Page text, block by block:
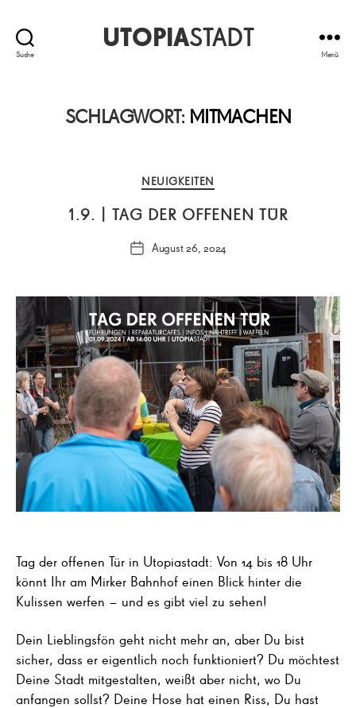
Suche
UTOPIASTADT
Menü
SCHLAGWORT: MITMACHEN
Kategorien
NEUIGKEITEN
1.9. | TAG DER OFFENEN TÜR
Veröffentlichungsdatum
August 26, 2024
Tag der offenen Tür in Utopiastadt: Von 14 bis 18 Uhr
könnt Ihr am Mirker Bahnhof einen Blick hinter die
Kulissen werfen – und es gibt viel zu sehen!
Dein Lieblingsfön geht nicht mehr an, aber Du bist
sicher, dass er eigentlich noch funktioniert? Du möchtest
Deine Stadt mitgestalten, weißt aber nicht, wo Du
anfangen sollst? Deine Hose hat einen Riss, Du hast